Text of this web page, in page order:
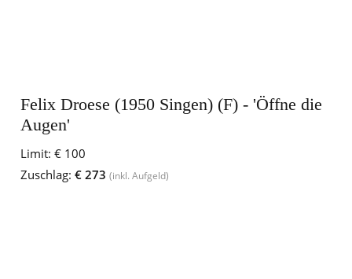
Felix Droese (1950 Singen) (F) - 'Öffne die
Augen'
Limit: € 100
Zuschlag: € 273 (inkl. Aufgeld)